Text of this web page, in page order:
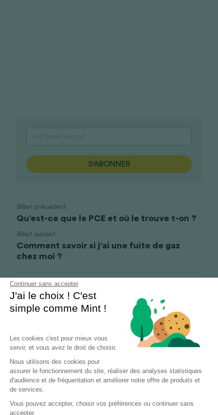
Continuer sans accepter
J'ai le choix ! C'est
simple comme Mint !
Les cookies c'est pour mieux vous
servir, et vous avez le droit de choisir.
Nous utilisons des cookies pour
assurer le fonctionnement du site, réaliser des analyses statistiques
d'audience et de fréquentation et améliorer notre offre de produits et
de services.
Vous pouvez accepter, choisir vos préférences ou continuer sans
accepter.
S'ABONNER
Billet précédent
Qu’est-ce que le PCE et où le trouve t-on ?
Billet suivant
Comment savoir si j'ai une fuite de gaz
chez moi ?
Revenir au site